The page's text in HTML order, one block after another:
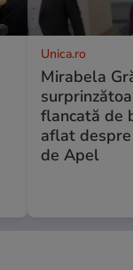
Unica.ro
Mirabela
flancată de
aflat
de Apel